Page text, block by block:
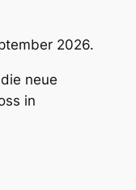
2026.
neue
in